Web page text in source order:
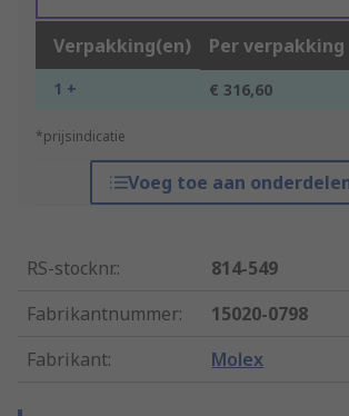
Verpakking(en) Per verpakking
1 + € 316,60
*prijsindicatie
Voeg toe aan
RS-stocknr.:
814-549
Fabrikantnummer:
15020-0798
Fabrikant: Molex